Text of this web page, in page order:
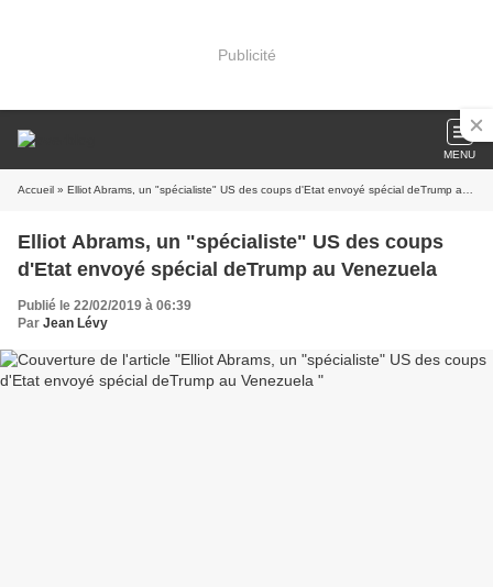
Publicité
MENU
Accueil » Elliot Abrams, un "spécialiste" US des coups d'Etat envoyé spécial deTrump au Venezuela
Elliot Abrams, un "spécialiste" US des coups
d'Etat envoyé spécial deTrump au Venezuela
Publié le 22/02/2019 à 06:39
Par Jean Lévy